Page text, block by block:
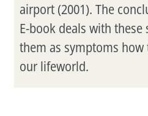
airport (2001). The
E-book deals with
them as symptoms
our lifeworld.